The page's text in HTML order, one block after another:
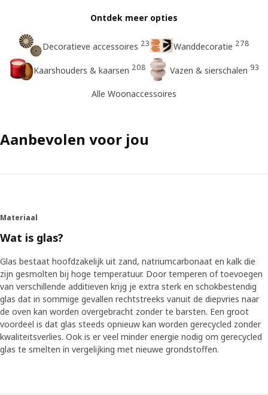
Ontdek meer opties
Decoratieve accessoires 23 Wanddecoratie 278
Kaarshouders & kaarsen 208 Vazen & sierschalen 93
Alle Woonaccessoires
Aanbevolen voor jou
Materiaal
Wat is glas?
Glas bestaat hoofdzakelijk uit zand, natriumcarbonaat en kalk die
zijn gesmolten bij hoge temperatuur. Door temperen of toevoegen
van verschillende additieven krijg je extra sterk en schokbestendig
glas dat in sommige gevallen rechtstreeks vanuit de diepvries naar
de oven kan worden overgebracht zonder te barsten. Een groot
voordeel is dat glas steeds opnieuw kan worden gerecycled zonder
kwaliteitsverlies. Ook is er veel minder energie nodig om gerecycled
glas te smelten in vergelijking met nieuwe grondstoffen.